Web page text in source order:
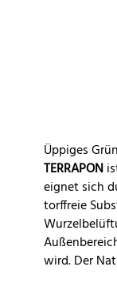
Üppiges
TERRAPON
eignet sich
torffreie
wird. Der